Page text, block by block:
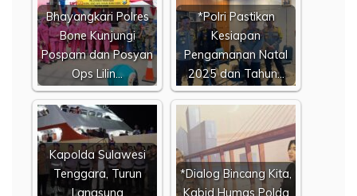
Bhayangkari Polres
Bone Kunjungi
Pospam dan Posyan
Ops Lilin…
*Polri Pastikan
Kesiapan
Pengamanan Natal
2025 dan Tahun…
Kapolda Sulawesi
Tenggara, Turun
Langsung
*Dialog Bincang Kita,
Kabid Humas Polda